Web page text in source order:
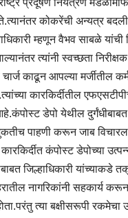
प्रदूषण नियंत्रण
कोकरेंची अन्यत्र
म्हणून वैभव साबळे यांची
त्यांनी स्वच्छता
काढून आपल्या मर्जीतील
कारकिर्दीतील
डेपो येथील दुर्गंधीबाबत
पाहणी करून जाब
कंपोस्ट डेपोच्या
जिल्हाधिकारी यांच्याकडे
नागरिकांनी सहकार्य
त्या बक्षीसरूपी